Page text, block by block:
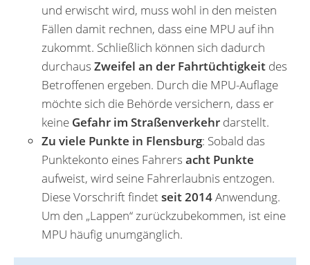
und erwischt wird, muss wohl in den meisten
Fällen damit rechnen, dass eine MPU auf ihn
zukommt. Schließlich können sich dadurch
durchaus Zweifel an der Fahrtüchtigkeit des
Betroffenen ergeben. Durch die MPU-Auflage
möchte sich die Behörde versichern, dass er
keine Gefahr im Straßenverkehr darstellt.
Zu viele Punkte in Flensburg: Sobald das
Punktekonto eines Fahrers acht Punkte
aufweist, wird seine Fahrerlaubnis entzogen.
Diese Vorschrift findet seit 2014Anwendung.
Um den „Lappen“ zurückzubekommen, ist eine
MPU häufig unumgänglich.